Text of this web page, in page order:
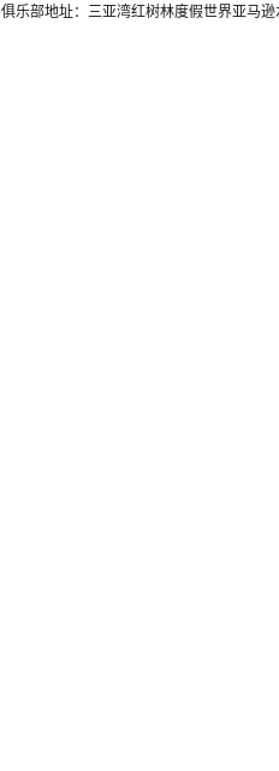
俱乐部地址：三亚湾红树林度假世界亚马